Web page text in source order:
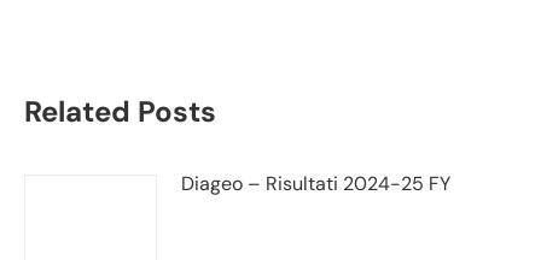
Related Posts
Diageo – Risultati 2024-25 FY